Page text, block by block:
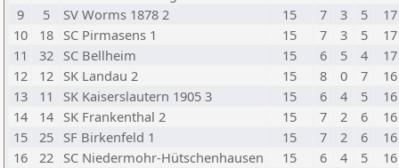
9
5 SV Worms 1878 2 15 7 3 5
17
10
18 SC Pirmasens 1 15 7 3 5
17
11
32 SC Bellheim 15 6 5 4
17
12
12 SK Landau 2 15 8 0 7
16
13
11 SK Kaiserslautern 1905 3 15 6 4 5
16
14
14 SK Frankenthal 2 15 7 2 6
16
15
25 SF Birkenfeld 1 15 7 2 6
16
16
22 SC Niedermohr-Hütschenhausen 15 6 4 5
16